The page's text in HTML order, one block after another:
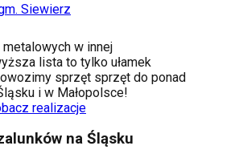
Siewierz
w innej
lista to tylko ułamek
sprzęt sprzęt do ponad
i w Małopolsce!
realizacje
na Śląsku